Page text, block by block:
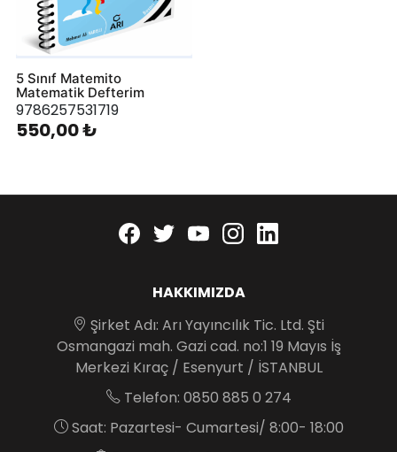
5 Sınıf Matemito
Matematik Defterim
9786257531719
550,00 ₺
Facebook
twitteryoutubeinstagram
HAKKIMIZDA
Şirket Adı: Arı Yayıncılık Tic. Ltd. Şti
Osmangazi mah. Gazi cad. no:1 19 Mayıs İş
Merkezi Kıraç / Esenyurt / İSTANBUL
Telefon: 0850 885 0 274
Saat: Pazartesi- Cumartesi/ 8:00- 18:00